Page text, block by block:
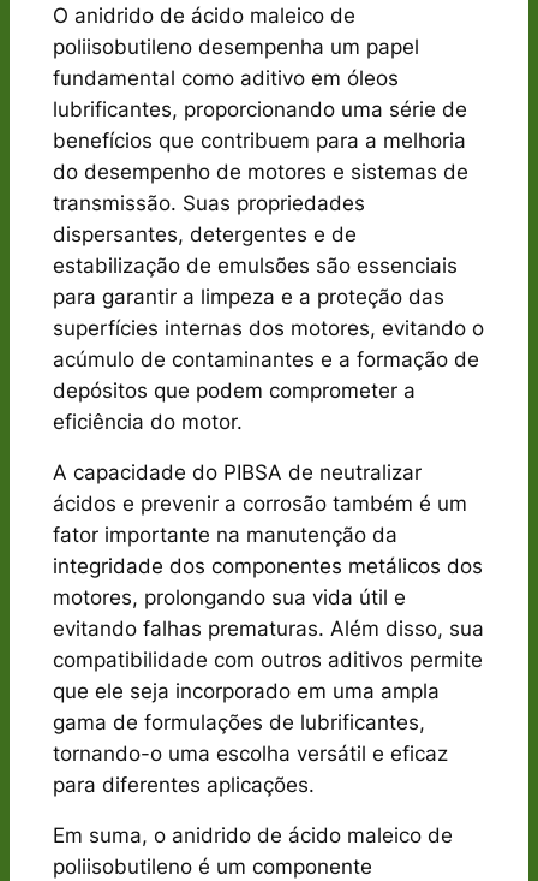
O anidrido de ácido maleico de
poliisobutileno desempenha um papel
fundamental como aditivo em óleos
lubrificantes, proporcionando uma série de
benefícios que contribuem para a melhoria
do desempenho de motores e sistemas de
transmissão. Suas propriedades
dispersantes, detergentes e de
estabilização de emulsões são essenciais
para garantir a limpeza e a proteção das
superfícies internas dos motores, evitando o
acúmulo de contaminantes e a formação de
depósitos que podem comprometer a
eficiência do motor.
A capacidade do PIBSA de neutralizar
ácidos e prevenir a corrosão também é um
fator importante na manutenção da
integridade dos componentes metálicos dos
motores, prolongando sua vida útil e
evitando falhas prematuras. Além disso, sua
compatibilidade com outros aditivos permite
que ele seja incorporado em uma ampla
gama de formulações de lubrificantes,
tornando-o uma escolha versátil e eficaz
para diferentes aplicações.
Em suma, o anidrido de ácido maleico de
poliisobutileno é um componente